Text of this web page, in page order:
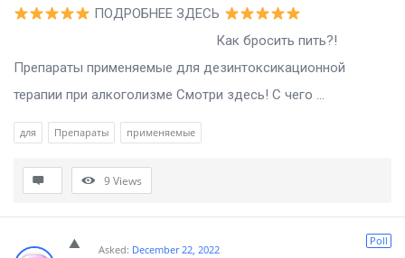
ПОДРОБНЕЕ ЗДЕСЬ
Как бросить пить?!
Препараты применяемые для дезинтоксикационной
терапии при алкоголизме Смотри здесь! С чего ...
для Препараты применяемые
9Views
Poll
Asked: December 22, 2022